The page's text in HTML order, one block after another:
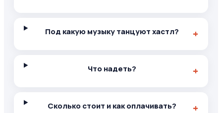
Под какую музыку танцуют хастл?
Что надеть?
Сколько стоит и как оплачивать?